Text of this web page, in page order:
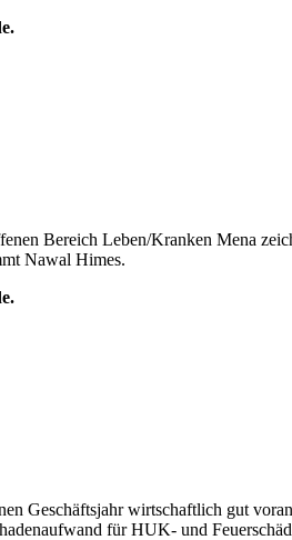
Bereich Leben/Kranken Mena
Nawal Himes.
Geschäftsjahr wirtschaftlich gut
für HUK- und